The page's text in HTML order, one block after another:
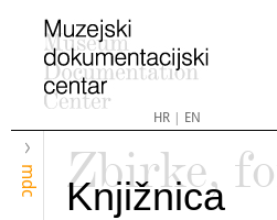
HR| EN
mdc
Zbirke,
Knjižnica